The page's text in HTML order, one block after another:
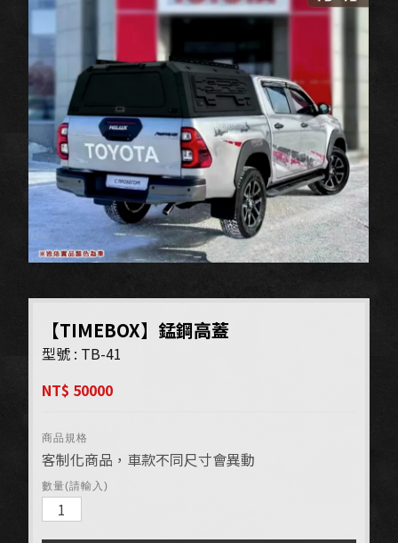
【TIMEBOX】錳鋼高蓋
型號 : TB-41
NT$ 50000
商品規格
客制化商品，車款不同尺寸會異動
數量(請輸入)